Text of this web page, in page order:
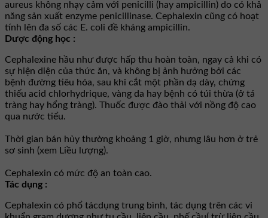
aureus không nhạy cảm với penicilli (hay ampicillin) do có khả
năng sản xuất enzyme penicillinase. Cephalexin cũng có hoạt
tính lên đa số các E. coli đề kháng ampicillin.
Dược động học :
Cephalexine hầu như được hấp thu hoàn toàn, ngay cả khi có
sự hiện diện của thức ăn, và không bị ảnh hưởng bởi các
bệnh đường tiêu hóa, sau khi cắt một phần dạ dày, chứng
thiếu acid chlorhydrique, vàng da hay bệnh có túi thừa (ở tá
tràng hay hổng tràng). Thuốc được đào thải với nồng độ cao
qua nước tiểu.
Thời gian bán hủy thường khoảng 1 giờ, nhưng lâu hơn ở trẻ
sơ sinh (xem Liều lượng).
Cephalexin có mức độ an toàn cao.
Tác dụng :
Cephalexin có phổ tácdụng trung bình, tác dụng trên các vi